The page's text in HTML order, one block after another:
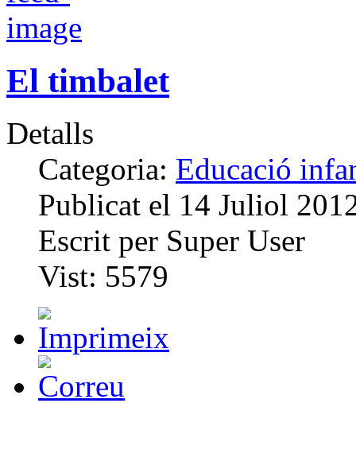
El timbalet
Detalls
Categoria: Educació
Publicat el 14 Juliol
Escrit per Super User
Vist: 5579